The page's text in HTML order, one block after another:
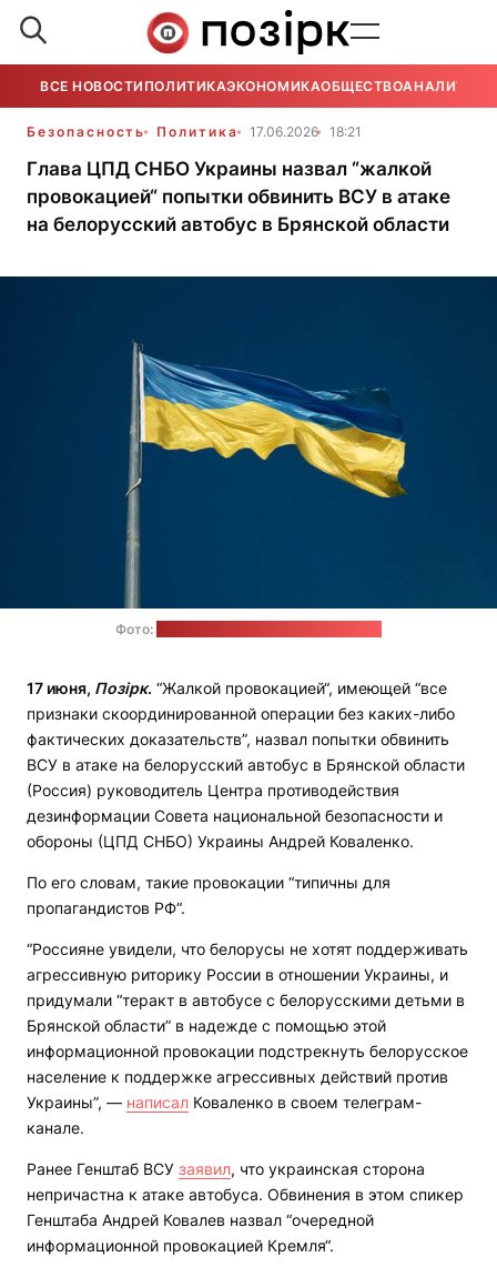
ВСЕ НОВОСТИ ПОЛИТИКАЭКОНОМИКАОБЩЕСТВОАНАЛИТИКА
Безопасность Политика 17.06.2026 18:21
Глава ЦПД СНБО Украины назвал “жалкой
провокацией“ попытки обвинить ВСУ в атаке
на белорусский автобус в Брянской области
Фото:
17 июня, Позірк. “Жалкой провокацией“, имеющей “все
признаки скоординированной операции без каких-либо
фактических доказательств”, назвал попытки обвинить
ВСУ в атаке на белорусский автобус в Брянской области
(Россия) руководитель Центра противодействия
дезинформации Совета национальной безопасности и
обороны (ЦПД СНБО) Украины Андрей Коваленко.
По его словам, такие провокации “типичны для
пропагандистов РФ“.
“Россияне увидели, что белорусы не хотят поддерживать
агрессивную риторику России в отношении Украины, и
придумали “теракт в автобусе с белорусскими детьми в
Брянской области” в надежде с помощью этой
информационной провокации подстрекнуть белорусское
население к поддержке агрессивных действий против
Украины”, — написал Коваленко в своем телеграм-
канале.
Ранее Генштаб ВСУ заявил, что украинская сторона
непричастна к атаке автобуса. Обвинения в этом спикер
Генштаба Андрей Ковалев назвал “очередной
информационной провокацией Кремля“.